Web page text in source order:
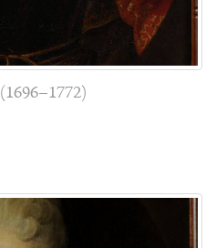
(1696–1772)